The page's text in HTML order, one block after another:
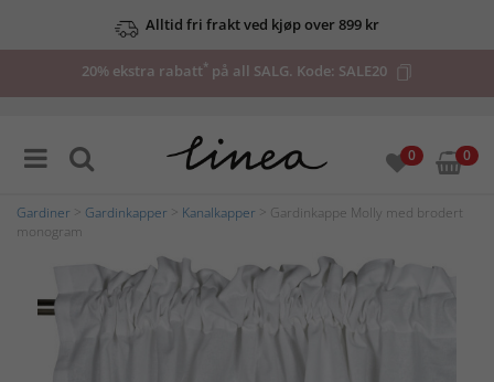
Alltid fri frakt ved kjøp over 899 kr
20% ekstra rabatt* på all SALG. Kode: SALE20
0 0
Gardiner Gardinkapper Kanalkapper > Gardinkappe Molly med brodert
monogram